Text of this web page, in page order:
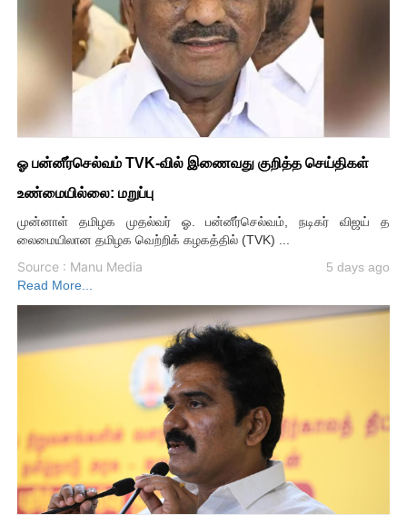
ஓ பன்னீர்செல்வம் TVK-வில் இணைவது குறித்த செய்திகள்
உண்மையில்லை: மறுப்பு
முன்னாள் தமிழக முதல்வர் ஓ. பன்னீர்செல்வம், நடிகர் விஜய் த
லைமையிலான தமிழக வெற்றிக் கழகத்தில் (TVK) ...
Source : Manu Media
5 days ago
Read More...